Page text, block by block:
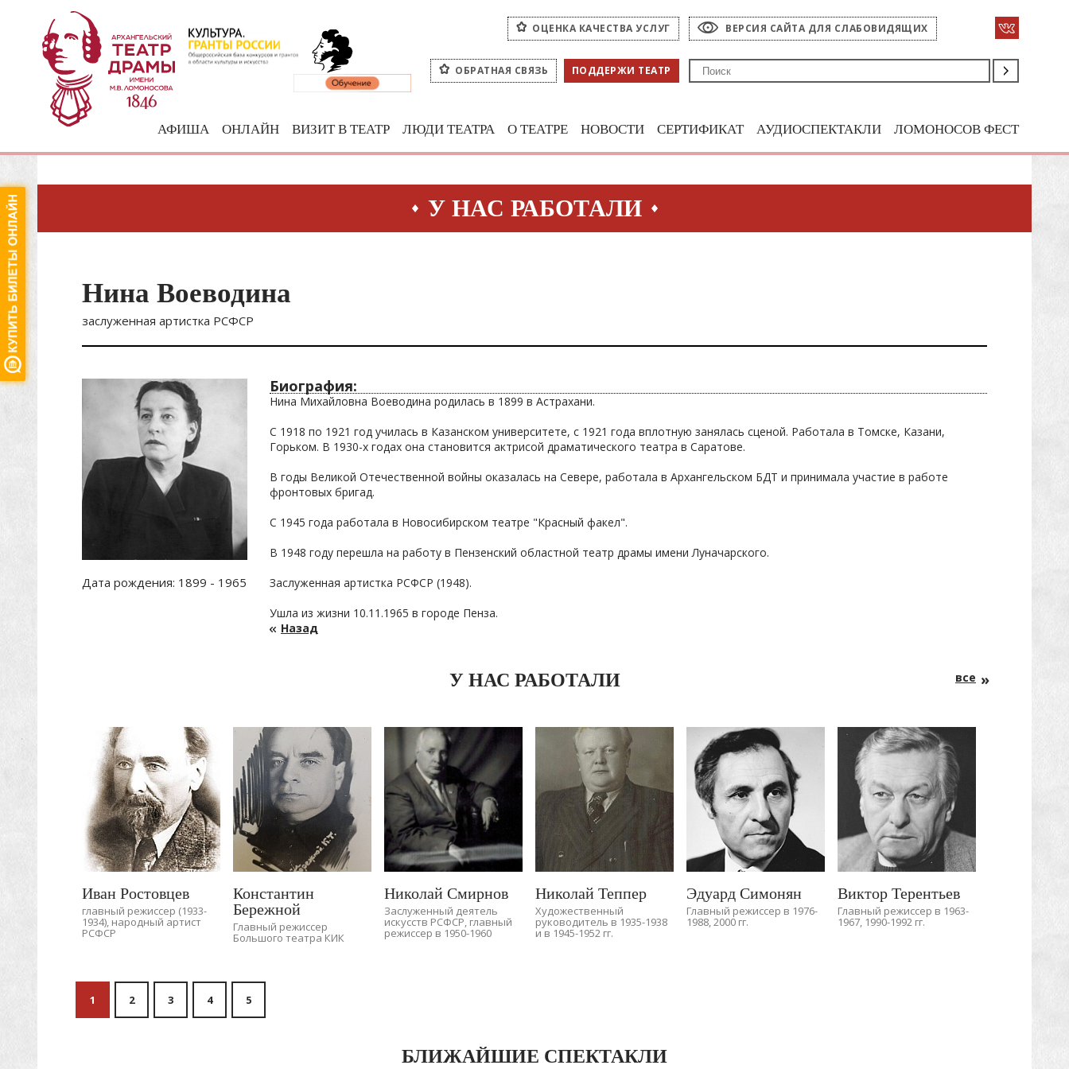
ОЦЕНКА КАЧЕСТВА УСЛУГ ВЕРСИЯ САЙТА ДЛЯ СЛАБОВИДЯЩИХ
ОБРАТНАЯ СВЯЗЬ ПОДДЕРЖИ ТЕАТР
АФИША ОНЛАЙН ВИЗИТ В ТЕАТР ЛЮДИ ТЕАТРА О ТЕАТРЕ НОВОСТИ СЕРТИФИКАТ АУДИОСПЕКТАКЛИ ЛОМОНОСОВ ФЕСТ
У НАС РАБОТАЛИ
Нина Воеводина
заслуженная артистка РСФСР
Дата рождения: 1899 - 1965
Биография:
Нина Михайловна Воеводина родилась в 1899 в Астрахани.
С 1918 по 1921 год училась в Казанском университете, с 1921 года вплотную занялась сценой. Работала в Томске, Казани,
Горьком. В 1930-х годах она становится актрисой драматического театра в Саратове.
В годы Великой Отечественной войны оказалась на Севере, работала в Архангельском БДТ и принимала участие в работе
фронтовых бригад.
С 1945 года работала в Новосибирском театре "Красный факел".
В 1948 году перешла на работу в Пензенский областной театр драмы имени Луначарского.
Заслуженная артистка РСФСР (1948).
Ушла из жизни 10.11.1965 в городе Пенза.
Назад
У НАС РАБОТАЛИ все
Иван Ростовцев
главный режиссер (1933-
1934), народный артист
РСФСР
Константин
Бережной
Главный режиссер
Большого театра КИК
Николай Смирнов
Заслуженный деятель
искусств РСФСР, главный
режиссер в 1950-1960
Николай Теппер
Художественный
руководитель в 1935-1938
и в 1945-1952 гг.
Эдуард Симонян
Главный режиссер в 1976-
1988, 2000 гг.
Виктор Терентьев
Главный режиссер в 1963-
1967, 1990-1992 гг.
1 2 3 4 5
БЛИЖАЙШИЕ СПЕКТАКЛИ